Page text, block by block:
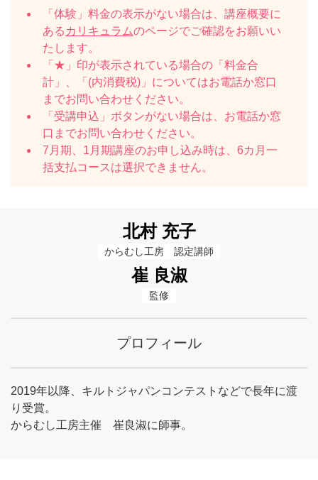
「体験」料金の表示がない場合は、講座概要に
ある カリキュラムのページでご確認をお願いい
たします。
「★」印が表示されている場合の「料金合
計」、「(内消費税)」についてはお電話か窓口
までお問い合わせください。
「受講申込」ボタンがない場合は、お電話か窓
口までお問い合わせください。
7月期、1月期講座のお申し込み時は、6カ月一
括支払コースは選択できません。
北村 充子
からむし工房　認定講師
崔 良淑
監修
プロフィール
2019年以降、キルトジャパンコンテストなどで長年に渡
り受賞。
からむし工房主催 崔良淑に師事。